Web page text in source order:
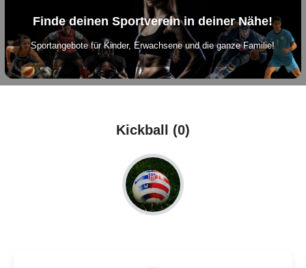
Finde deinen Sportverein in deiner Nähe!
Sportangebote für Kinder, Erwachsene und die ganze Familie!
Kickball (0)